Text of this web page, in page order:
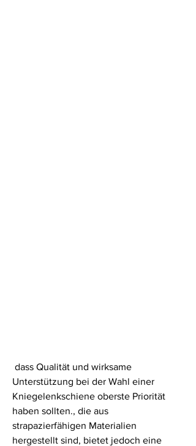
Unterstützung bei der Wahl einer
Kniegelenkschiene oberste Priorität
haben sollten., die aus
strapazierfähigen Materialien
hergestellt sind, bietet jedoch eine